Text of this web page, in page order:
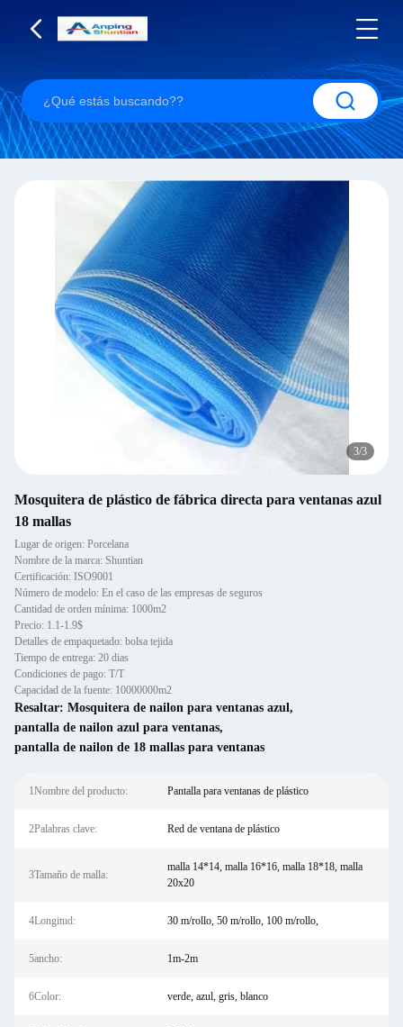
3/3
Mosquitera de plástico de fábrica directa para ventanas azul
18 mallas
Lugar de origen: Porcelana
Nombre de la marca: Shuntian
Certificación: ISO9001
Número de modelo: En el caso de las empresas de seguros
Cantidad de orden mínima: 1000m2
Precio: 1.1-1.9$
Detalles de empaquetado: bolsa tejida
Tiempo de entrega: 20 dias
Condiciones de pago: T/T
Capacidad de la fuente: 10000000m2
Resaltar: Mosquitera de nailon para ventanas azul,
pantalla de nailon azul para ventanas,
pantalla de nailon de 18 mallas para ventanas
1Nombre del producto: Pantalla para ventanas de plástico
2Palabras clave: Red de ventana de plástico
3Tamaño de malla:
malla 14*14, malla 16*16, malla 18*18, malla
20x20
4Longitud: 30 m/rollo, 50 m/rollo, 100 m/rollo,
5ancho: 1m-2m
6Color: verde, azul, gris, blanco